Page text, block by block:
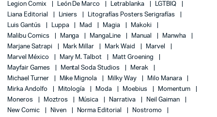
Legion Comix
León De Marco Letrablanka
LGTBIQ
Liana Editorial
Liniers
Litografías Posters Serigrafías
Luis Gantús
Luppa Mad Magia
Makoki
Malibu Comics
Manga MangaLine Manual
Manwha
Marjane Satrapi
Mark Millar Mark Waid
Marvel
Marvel México
Mary M. Talbot
Matt Groening
Mayfair Games
Mental Soda Studios
Merak
Michael Turner
Mike Mignola Milky Way
Milo Manara
Mirka Andolfo
Mitología Moda Moebius
Momentum
Moneros
Moztros Música Narrativa
Neil Gaiman
New Comic
Niven Norma Editorial
Nostromo